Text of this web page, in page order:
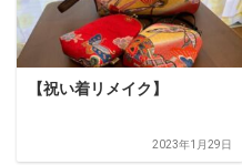
【祝い着リメイク】
2023年1月29日